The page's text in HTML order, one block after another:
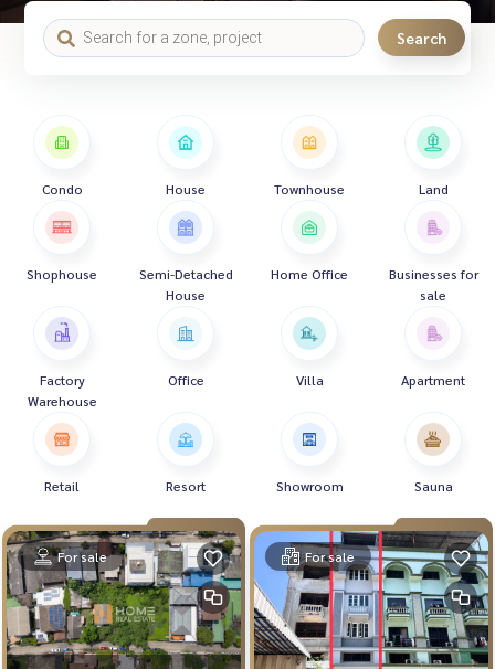
Search
Condo House Townhouse Land
Shophouse
Semi-Detached
House
Home Office
Businesses for
sale
Factory
Warehouse
Office Villa Apartment
Retail Resort Showroom Sauna
For sale For sale